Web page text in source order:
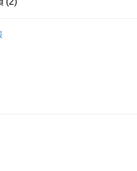
技股份有限公司提供之「AFTEE先享後付
之上限額度；若仍有額度不足之情形，本
身份認證。